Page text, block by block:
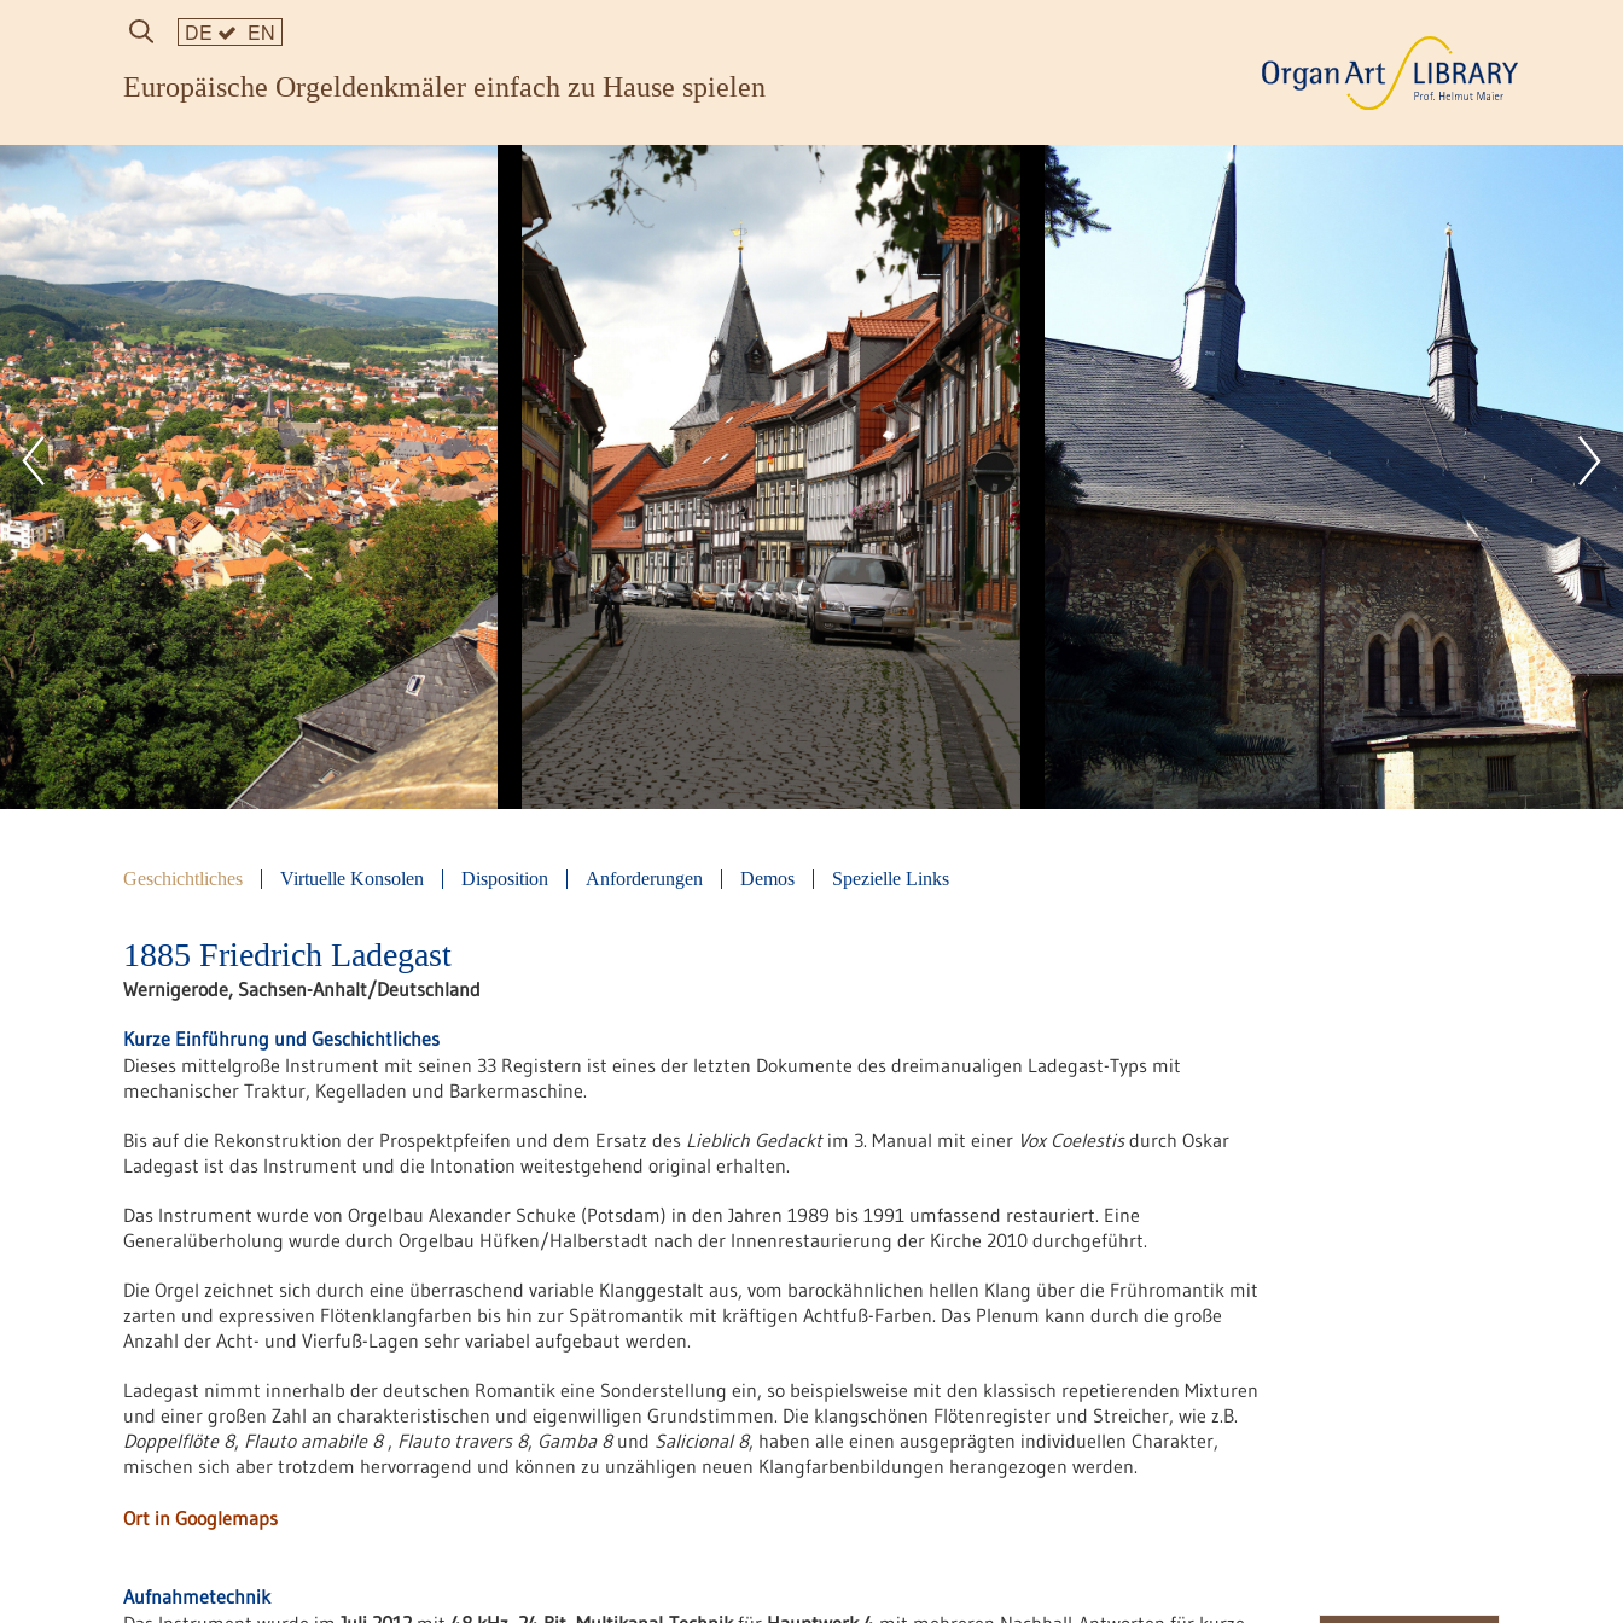
Europäische Orgeldenkmäler einfach zu Hause spielen
DE EN
Geschichtliches Virtuelle Konsolen Disposition Anforderungen Demos Spezielle Links
1885 Friedrich Ladegast
Wernigerode, Sachsen-Anhalt/Deutschland
Kurze Einführung und Geschichtliches
Dieses mittelgroße Instrument mit seinen 33 Registern ist eines der letzten Dokumente des dreimanualigen Ladegast-Typs mit
mechanischer Traktur, Kegelladen und Barkermaschine.
Bis auf die Rekonstruktion der Prospektpfeifen und dem Ersatz des Lieblich Gedacktim 3. Manual mit einer Vox Coelestisdurch Oskar
Ladegast ist das Instrument und die Intonation weitestgehend original erhalten.
Das Instrument wurde von Orgelbau Alexander Schuke (Potsdam) in den Jahren 1989 bis 1991 umfassend restauriert. Eine
Generalüberholung wurde durch Orgelbau Hüfken/Halberstadt nach der Innenrestaurierung der Kirche 2010 durchgeführt.
Die Orgel zeichnet sich durch eine überraschend variable Klanggestalt aus, vom barockähnlichen hellen Klang über die Frühromantik mit
zarten und expressiven Flötenklangfarben bis hin zur Spätromantik mit kräftigen Achtfuß-Farben. Das Plenum kann durch die große
Anzahl der Acht- und Vierfuß-Lagen sehr variabel aufgebaut werden.
Ladegast nimmt innerhalb der deutschen Romantik eine Sonderstellung ein, so beispielsweise mit den klassisch repetierenden Mixturen
und einer großen Zahl an charakteristischen und eigenwilligen Grundstimmen. Die klangschönen Flötenregister und Streicher, wie z.B.
Doppelflöte 8, Flauto amabile 8, Flauto travers 8, Gamba 8und Salicional 8, haben alle einen ausgeprägten individuellen Charakter,
mischen sich aber trotzdem hervorragend und können zu unzähligen neuen Klangfarbenbildungen herangezogen werden.
Ort in Googlemaps
Aufnahmetechnik